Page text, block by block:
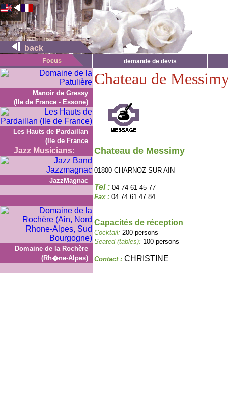
back
demande de devis
Manoir de Gressy
(Ile de France - Essone)
Les Hauts de Pardaillan
(Ile de France
Jazz Musicians:
JazzMagnac
Domaine de la Rochère
(Rh�ne-Alpes)
Chateau de
Chateau de Messimy
01800 CHARNOZ SUR AIN
Tel : 04 74 61 45 77
Fax : 04 74 61 47 84
Capacités de réception
Cocktail: 200 persons
Seated (tables): 100 persons
Contact : CHRISTINE